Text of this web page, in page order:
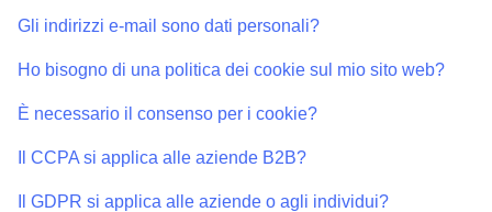
Gli indirizzi e-mail sono dati personali?
Ho bisogno di una politica dei cookie sul mio sito web?
È necessario il consenso per i cookie?
Il CCPA si applica alle aziende B2B?
Il GDPR si applica alle aziende o agli individui?